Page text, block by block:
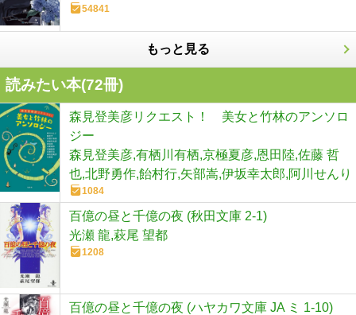
54841
もっと見る
読みたい本(72冊)
森見登美彦リクエスト！ 美女と竹林のアンソロ
ジー
森見登美彦,有栖川有栖,京極夏彦,恩田陸,佐藤 哲
也,北野勇作,飴村行,矢部嵩,伊坂幸太郎,阿川せんり
1084
百億の昼と千億の夜 (秋田文庫 2-1)
光瀬 龍,萩尾 望都
1208
百億の昼と千億の夜 (ハヤカワ文庫 JA ミ 1-10)